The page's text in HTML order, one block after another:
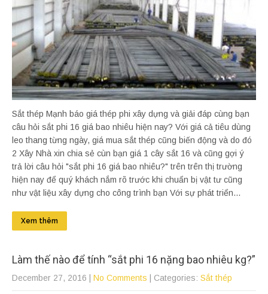
Sắt thép Mạnh báo giá thép phi xây dựng và giải đáp cùng bạn
câu hỏi sắt phi 16 giá bao nhiêu hiện nay? Với giá cả tiêu dùng
leo thang từng ngày, giá mua sắt thép cũng biến động và do đó
2 Xây Nhà xin chia sẻ cùn bạn giá 1 cây sắt 16 và cũng gợi ý
trả lời câu hỏi "sắt phi 16 giá bao nhiêu?" trên trên thị trường
hiện nay để quý khách nắm rõ trước khi chuẩn bị vật tư cũng
như vật liệu xây dựng cho công trình bạn Với sự phát triển...
Xem thêm
Làm thế nào để tính “sắt phi 16 nặng bao nhiêu kg?”
December 27, 2016 No Comments | Categories: Sắt thép